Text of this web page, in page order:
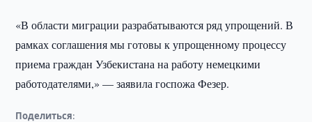
«В области миграции разрабатываются ряд упрощений. В
рамках соглашения мы готовы к упрощенному процессу
приема граждан Узбекистана на работу немецкими
работодателями,» — заявила госпожа Фезер.
Поделиться: